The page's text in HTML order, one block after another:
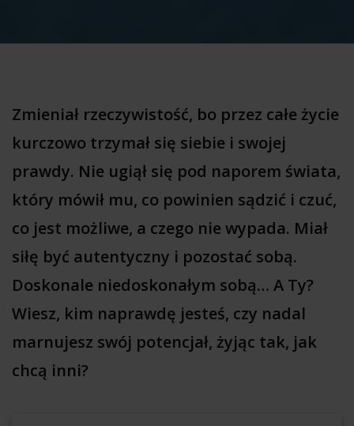
Zmieniał rzeczywistość, bo przez całe życie
kurczowo trzymał się siebie i swojej
prawdy. Nie ugiął się pod naporem świata,
który mówił mu, co powinien sądzić i czuć,
co jest możliwe, a czego nie wypada. Miał
siłę być autentyczny i pozostać sobą.
Doskonale niedoskonałym sobą… A Ty?
Wiesz, kim naprawdę jesteś, czy nadal
marnujesz swój potencjał, żyjąc tak, jak
chcą inni?